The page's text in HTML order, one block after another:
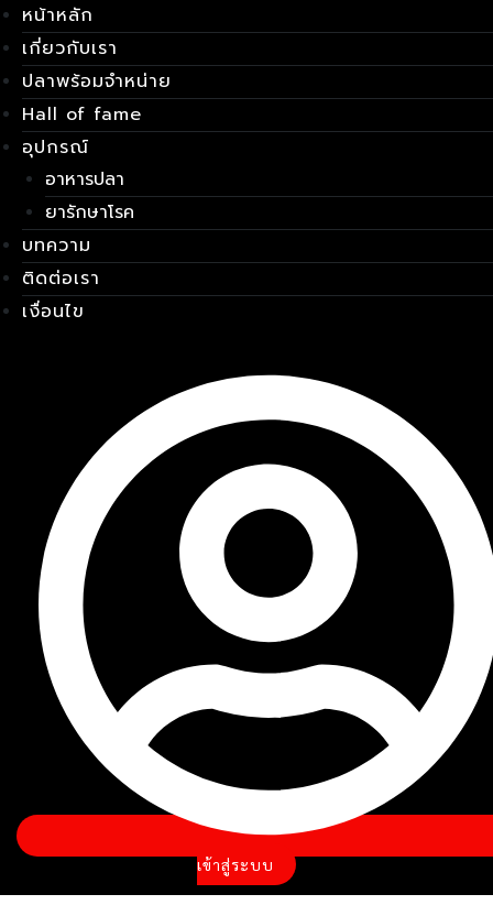
Skip
to
content
หน้าหลัก
เกี่ยวกับเรา
ปลาพร้อมจำหน่าย
Hall of fame
อุปกรณ์
อาหารปลา
ยารักษาโรค
บทความ
ติดต่อเรา
เงื่อนไข
เข้าสู่ระบบ
เมนู